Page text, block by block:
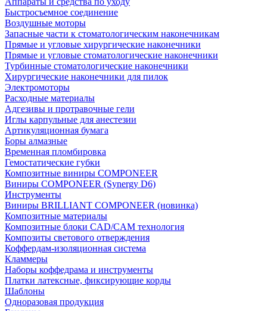
Быстросъемное соединение
Воздушные моторы
Запасные части к стоматологическим наконечникам
Прямые и угловые хирургические наконечники
Прямые и угловые стоматологические наконечники
Турбинные стоматологические наконечники
Хирургические наконечники для пилок
Электромоторы
Расходные материалы
Адгезивы и протравочные гели
Иглы карпульные для анестезии
Артикуляционная бумага
Боры алмазные
Временная пломбировка
Гемостатические губки
Композитные виниры COMPONEER
Виниры COMPONEER (Synergy D6)
Инструменты
Виниры BRILLIANT COMPONEER (новинка)
Композитные материалы
Композитные блоки CAD/СAM технология
Композиты светового отверждения
Коффердам-изоляционная система
Кламмеры
Наборы коффедрама и инструменты
Платки латексные, фиксирующие корды
Шаблоны
Одноразовая продукция